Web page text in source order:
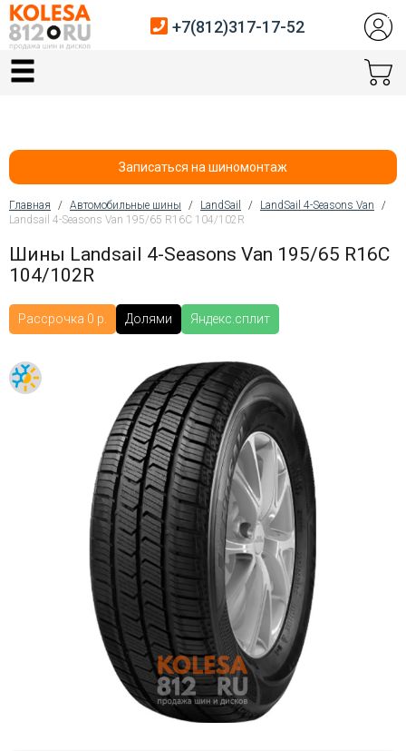
Главная
Автосервис
Услуги шиномонтажа
Хранение шин
Контакты
Войти на сайт
+7(812)317-
+7(812)317-17-52
Записаться на шиномонтаж
Вы здесь
Главная / Автомобильные шины / LandSail / LandSail 4-Seasons Van
/
Landsail 4-Seasons Van 195/65 R16C 104/102R
Шины Landsail 4-Seasons Van 195/65 R16C
104/102R
Рассрочка 0 р. Долями Яндекс.сплит